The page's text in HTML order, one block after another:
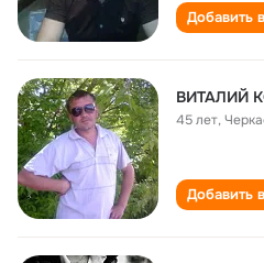
Добавить
ВИТАЛИЙ
45 лет,
Добавить